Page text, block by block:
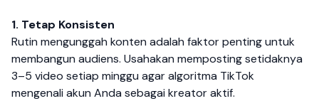
1. Tetap Konsisten
Rutin mengunggah konten adalah faktor penting untuk
membangun audiens. Usahakan memposting setidaknya
3–5 video setiap minggu agar algoritma TikTok
mengenali akun Anda sebagai kreator aktif.